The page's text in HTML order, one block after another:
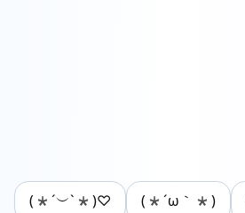
(*´︶`*)♡ (*´ω｀*)